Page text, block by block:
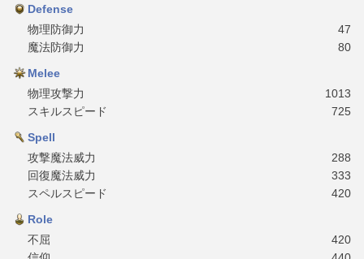
Defense
物理防御力
47
魔法防御力
80
Melee
物理攻撃力
1013
スキルスピード
725
Spell
攻撃魔法威力
288
回復魔法威力
333
スペルスピード
420
Role
不屈
420